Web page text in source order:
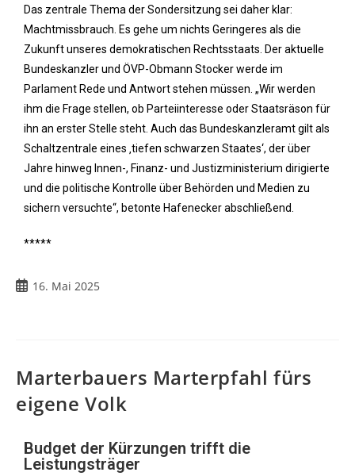
Das zentrale Thema der Sondersitzung sei daher klar:
Machtmissbrauch. Es gehe um nichts Geringeres als die
Zukunft unseres demokratischen Rechtsstaats. Der aktuelle
Bundeskanzler und ÖVP-Obmann Stocker werde im
Parlament Rede und Antwort stehen müssen. „Wir werden
ihm die Frage stellen, ob Parteiinteresse oder Staatsräson für
ihn an erster Stelle steht. Auch das Bundeskanzleramt gilt als
Schaltzentrale eines ‚tiefen schwarzen Staates‘, der über
Jahre hinweg Innen-, Finanz- und Justizministerium dirigierte
und die politische Kontrolle über Behörden und Medien zu
sichern versuchte“, betonte Hafenecker abschließend.
*****
16. Mai 2025
Marterbauers Marterpfahl fürs
eigene Volk
Budget der Kürzungen trifft die
Leistungsträger